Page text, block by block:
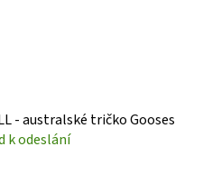
- australské tričko Gooses
k odeslání